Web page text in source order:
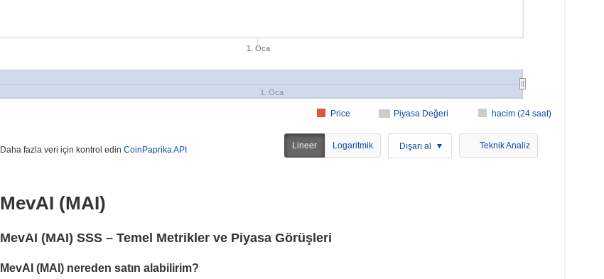
Piyasa Değeri hacim (24 saat)
Price
1. Oca
1. Oca
Daha fazla veri için kontrol edin CoinPaprika API Lineer Logaritmik Dışarı al Teknik Analiz
MevAI (MAI)
MevAI (MAI) SSS – Temel Metrikler ve Piyasa Görüşleri
MevAI (MAI) nereden satın alabilirim?